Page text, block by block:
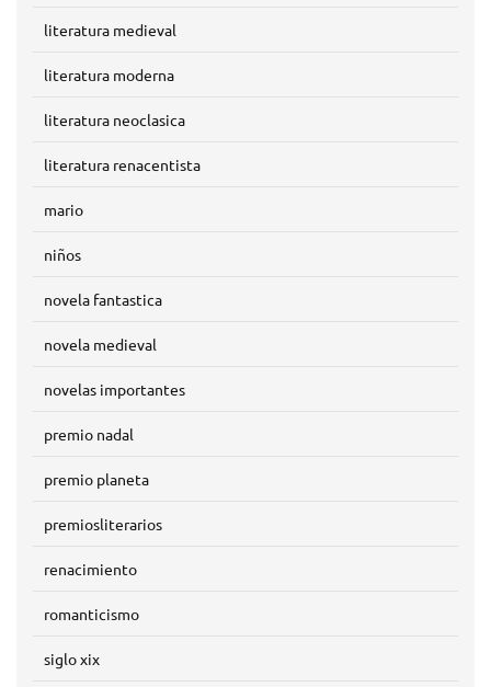
literatura medieval
literatura moderna
literatura neoclasica
literatura renacentista
mario
niños
novela fantastica
novela medieval
novelas importantes
premio nadal
premio planeta
premiosliterarios
renacimiento
romanticismo
siglo xix